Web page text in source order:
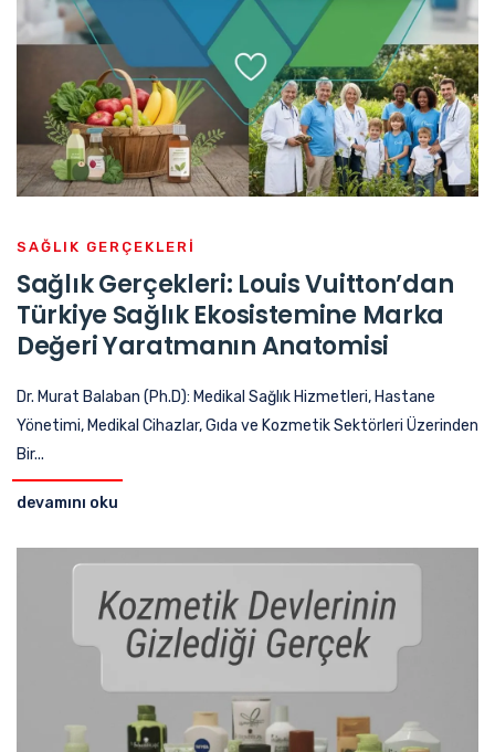
SAĞLIK GERÇEKLERİ
Sağlık Gerçekleri: Louis Vuitton’dan
Türkiye Sağlık Ekosistemine Marka
Değeri Yaratmanın Anatomisi
Dr. Murat Balaban (Ph.D): Medikal Sağlık Hizmetleri, Hastane
Yönetimi, Medikal Cihazlar, Gıda ve Kozmetik Sektörleri Üzerinden
Bir...
devamını oku